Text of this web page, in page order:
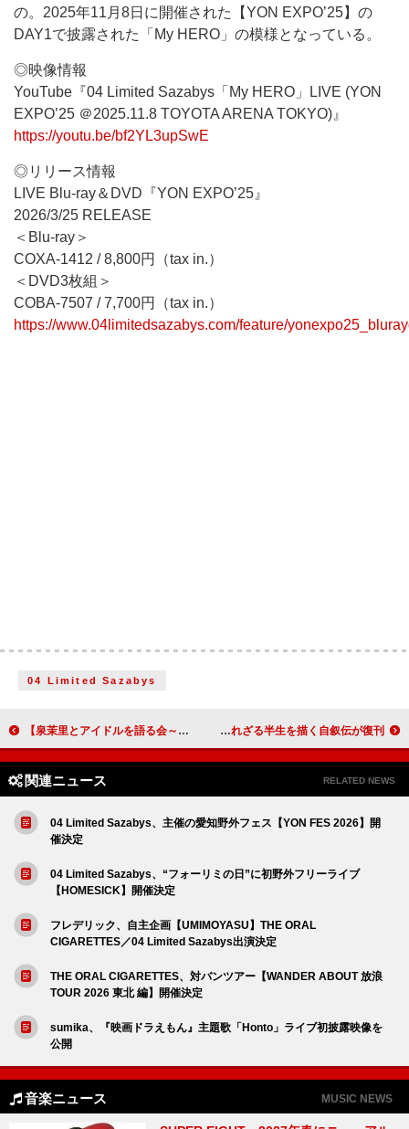
の。2025年11月8日に開催された【YON EXPO’25】の
DAY1で披露された「My HERO」の模様となっている。
◎映像情報
YouTube『04 Limited Sazabys「My HERO」LIVE (YON
EXPO’25 ＠2025.11.8 TOYOTA ARENA TOKYO)』
https://youtu.be/bf2YL3upSwE
◎リリース情報
LIVE Blu-ray＆DVD『YON EXPO’25』
2026/3/25 RELEASE
＜Blu-ray＞
COXA-1412 / 8,800円（tax in.）
＜DVD3枚組＞
COBA-7507 / 7,700円（tax in.）
https://www.04limitedsazabys.com/feature/
04 Limited Sazabys
【泉茉里とアイドルを語る会～祝！15周年記念イベント】5/9開催決定！ ファンも交えて飲みながら語り合うコーナーも 李香蘭として名を馳せた山口淑子、その知られざる半生を描く自叙伝が復刊
関連ニュース RELATED NEWS
04 Limited Sazabys、主催の愛知野外フェス【YON FES 2026】開
催決定
04 Limited Sazabys、“フォーリミの日”に初野外フリーライブ
【HOMESICK】開催決定
フレデリック、自主企画【UMIMOYASU】THE ORAL
CIGARETTES／04 Limited Sazabys出演決定
THE ORAL CIGARETTES、対バンツアー【WANDER ABOUT 放浪
TOUR 2026 東北 編】開催決定
sumika、『映画ドラえもん』主題歌「Honto」ライブ初披露映像を
公開
音楽ニュース MUSIC NEWS